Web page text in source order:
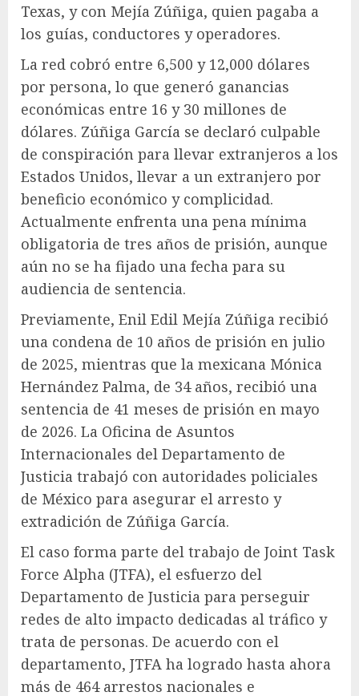
Texas, y con Mejía Zúñiga, quien pagaba a
los guías, conductores y operadores.
La red cobró entre 6,500 y 12,000 dólares
por persona, lo que generó ganancias
económicas entre 16 y 30 millones de
dólares. Zúñiga García se declaró culpable
de conspiración para llevar extranjeros a los
Estados Unidos, llevar a un extranjero por
beneficio económico y complicidad.
Actualmente enfrenta una pena mínima
obligatoria de tres años de prisión, aunque
aún no se ha fijado una fecha para su
audiencia de sentencia.
Previamente, Enil Edil Mejía Zúñiga recibió
una condena de 10 años de prisión en julio
de 2025, mientras que la mexicana Mónica
Hernández Palma, de 34 años, recibió una
sentencia de 41 meses de prisión en mayo
de 2026. La Oficina de Asuntos
Internacionales del Departamento de
Justicia trabajó con autoridades policiales
de México para asegurar el arresto y
extradición de Zúñiga García.
El caso forma parte del trabajo de Joint Task
Force Alpha (JTFA), el esfuerzo del
Departamento de Justicia para perseguir
redes de alto impacto dedicadas al tráfico y
trata de personas. De acuerdo con el
departamento, JTFA ha logrado hasta ahora
más de 464 arrestos nacionales e